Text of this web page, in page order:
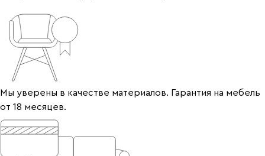
Мы уверены в качестве материалов. Гарантия на мебель
от 18 месяцев.